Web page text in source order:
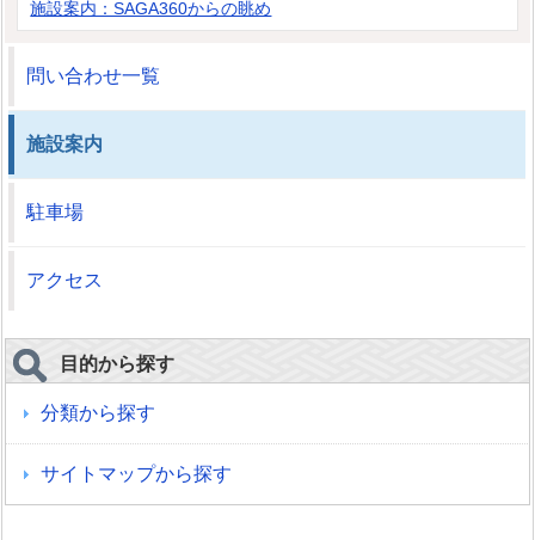
施設案内：SAGA360からの眺め
問い合わせ一覧
施設案内
駐車場
アクセス
目的から探す
分類から探す
サイトマップから探す